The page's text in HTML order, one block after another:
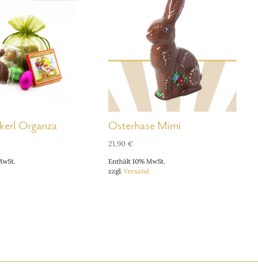
Organza Osterhase Mimi
21,90€
Enthält 10% MwSt.
zzgl.Versand